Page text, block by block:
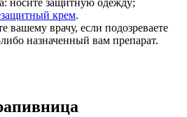
носите защитную одежду;
крем.
вашему врачу, если подозреваете
назначенный вам препарат.